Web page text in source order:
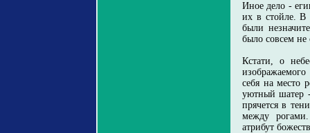
Иное дело -
их в стойле. В
были
было совсем
Кстати, о
себя на место
уютный шатер -
прячется в
между
атрибут